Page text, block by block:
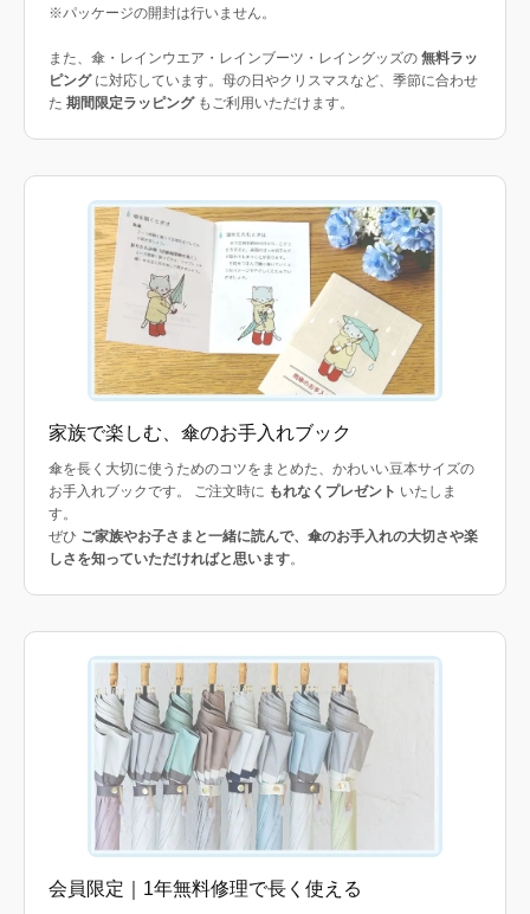
※パッケージの開封は行いません。
また、傘・レインウエア・レインブーツ・レイングッズの 無料ラッ
ピングに対応しています。母の日やクリスマスなど、季節に合わせ
た 期間限定ラッピングもご利用いただけます。
家族で楽しむ、傘のお手入れブック
傘を長く大切に使うためのコツをまとめた、かわいい豆本サイズの
お手入れブックです。 ご注文時に もれなくプレゼント いたしま
す。
ぜひ ご家族やお子さまと一緒に読んで、傘のお手入れの大切さや楽
しさを知っていただければと思います。
会員限定｜1年無料修理で長く使える